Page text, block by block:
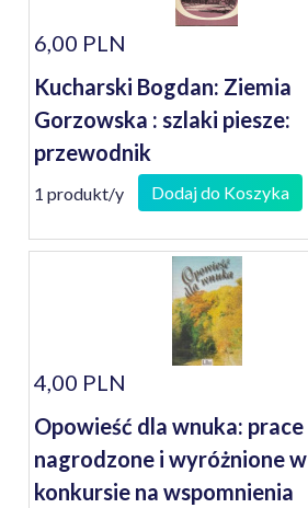
6,00 PLN
Kucharski Bogdan: Ziemia
Gorzowska : szlaki piesze:
przewodnik
1 produkt/y Dodaj do Koszyka
4,00 PLN
Opowieść dla wnuka: prace
nagrodzone i wyróżnione w
konkursie na wspomnienia